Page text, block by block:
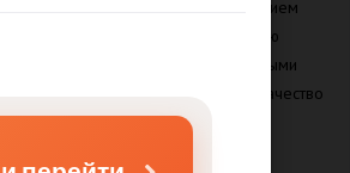
посуда станет настоящим украшением
вашей кухни и поможет с лёгкостью
справляться даже с самыми сложными
рецептами, где особенно важно качество
используемой утвари.